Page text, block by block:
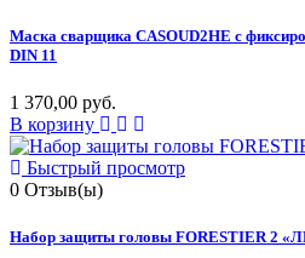
Маска сварщика CASOUD2HE с
DIN 11
1 370,00 руб.
В корзину
Быстрый просмотр
0 Отзыв(ы)
Набор защиты головы FORESTIER 2